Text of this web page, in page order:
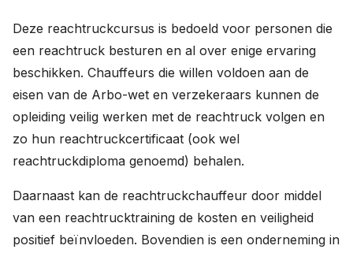
Deze reachtruckcursus is bedoeld voor personen die
een reachtruck besturen en al over enige ervaring
beschikken. Chauffeurs die willen voldoen aan de
eisen van de Arbo-wet en verzekeraars kunnen de
opleiding veilig werken met de reachtruck volgen en
zo hun reachtruckcertificaat (ook wel
reachtruckdiploma genoemd) behalen.
Daarnaast kan de reachtruckchauffeur door middel
van een reachtrucktraining de kosten en veiligheid
positief beïnvloeden. Bovendien is een onderneming in
About
Careers
shopping_cart
Nederlands